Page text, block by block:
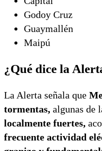
Godoy Cruz
Guaymallén
Maipú
¿Qué dice la
La Alerta señala que
tormentas, algunas de
localmente fuertes,
frecuente actividad